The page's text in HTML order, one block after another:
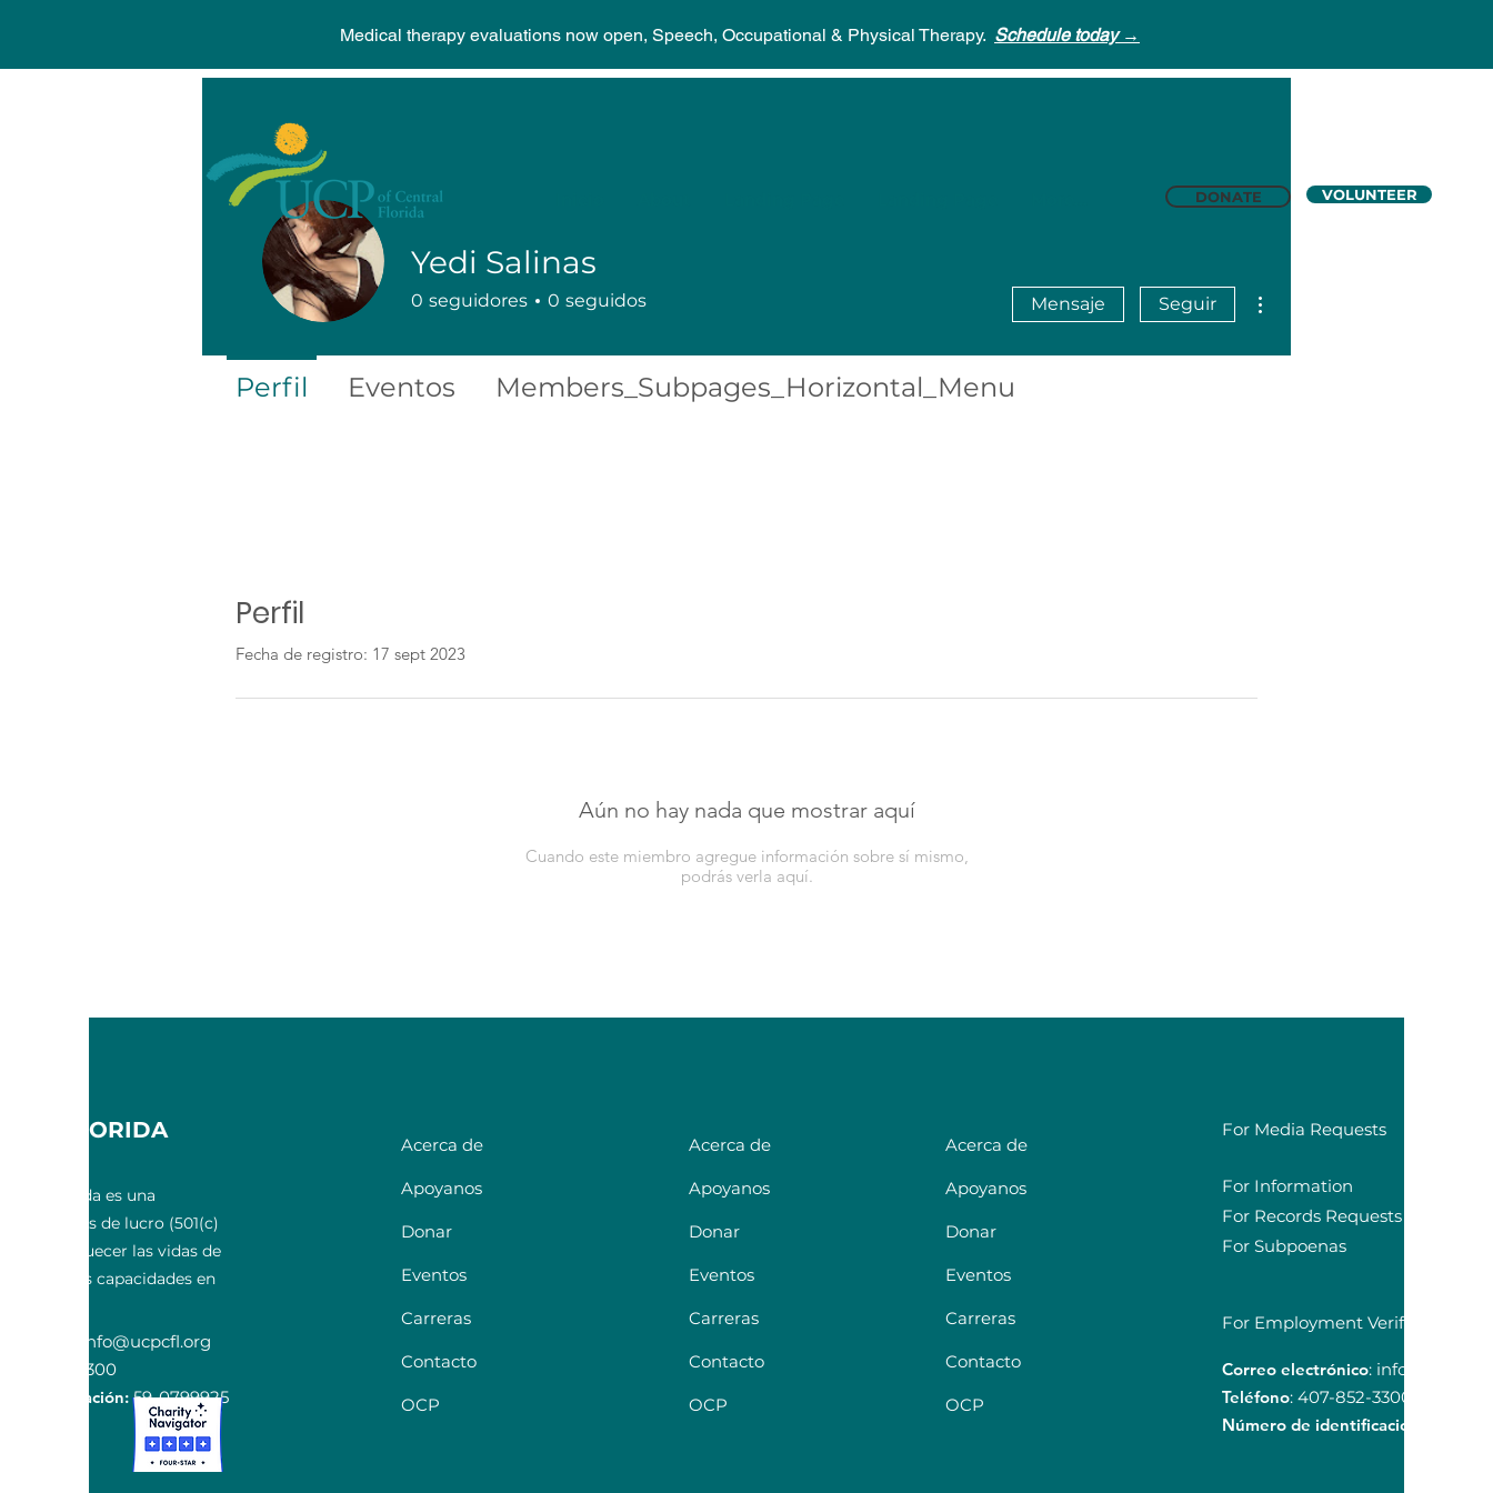
Medical therapy evaluations now open, Speech, Occupational & Physical Therapy. Schedule today →
DONATE VOLUNTEER
Perfil
Fecha de registro: 17 sept 2023
Aún no hay nada que mostrar aquí
Cuando este miembro agregue información sobre sí mismo,
podrás verla aquí.
Yedi Salinas
0 seguidores 0 seguidos Mensaje Seguir
Perfil Eventos Members_Subpages_Horizontal_Menu
LA FLORIDA
Florida es una
sin fines de lucro (501(c)
a enriquecer las vidas de
todas las capacidades en
info@ucpcfl.org
407-852-3300
identificación:59-0799925
Acerca de
Apoyanos
Donar
Eventos
Carreras
Contacto
OCP
Acerca de
Apoyanos
Donar
Eventos
Carreras
Contacto
OCP
Acerca de
Apoyanos
Donar
Eventos
Carreras
Contacto
OCP
For Media Requests
For Information
For Records Requests
For Subpoenas
For Employment Verification
Correo electrónico:
Teléfono: 407-852-3300
Número de identificación: